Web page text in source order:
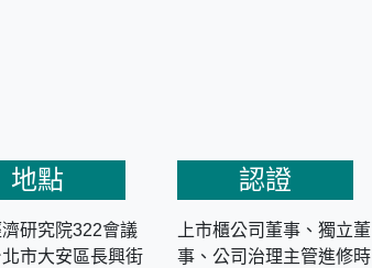
地點
研究院322會議
市大安區長興街
認證
上市櫃公司董事、獨立董
事、公司治理主管進修時